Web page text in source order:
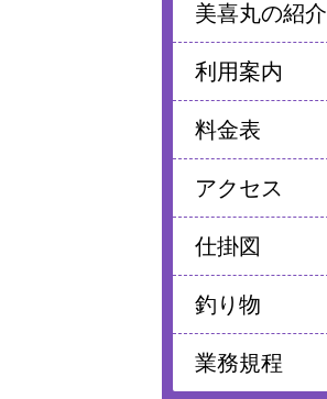
美喜丸の紹介
利用案内
料金表
アクセス
仕掛図
釣り物
業務規程